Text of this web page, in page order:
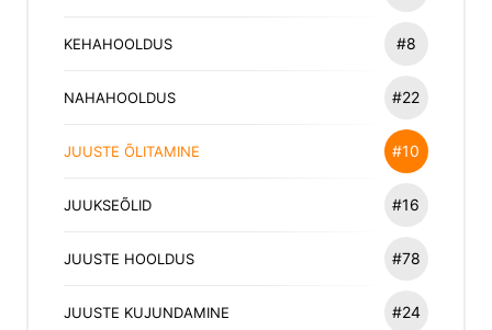
KEHAHOOLDUS #8
NAHAHOOLDUS #22
JUUSTE ÕLITAMINE #10
JUUKSEÕLID #16
JUUSTE HOOLDUS #78
JUUSTE KUJUNDAMINE #24